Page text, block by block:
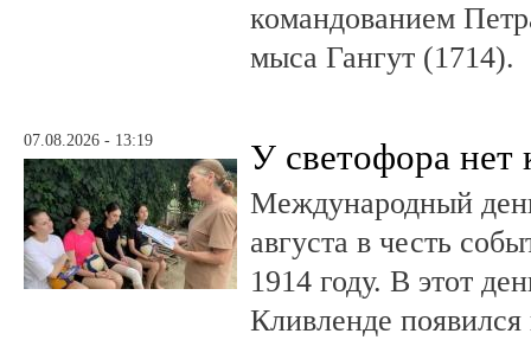
командованием
мыса Гангут (1714).
07.08.2026 - 13:19 У светофора нет
Международный
августа в честь
1914 году. В этот
Кливленде